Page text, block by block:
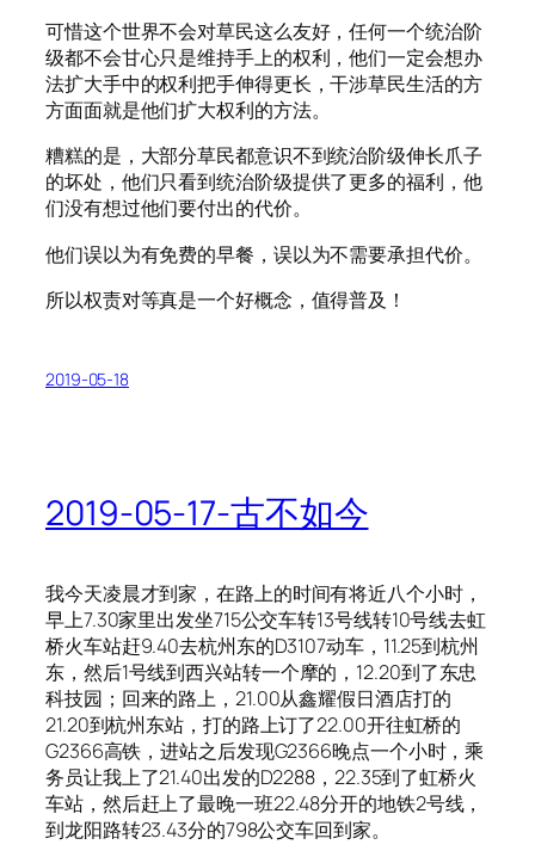
可惜这个世界不会对草民这么友好，任何一个统治阶
级都不会甘心只是维持手上的权利，他们一定会想办
法扩大手中的权利把手伸得更长，干涉草民生活的方
方面面就是他们扩大权利的方法。
糟糕的是，大部分草民都意识不到统治阶级伸长爪子
的坏处，他们只看到统治阶级提供了更多的福利，他
们没有想过他们要付出的代价。
他们误以为有免费的早餐，误以为不需要承担代价。
所以权责对等真是一个好概念，值得普及！
2019-05-18
2019-05-17-古不如今
我今天凌晨才到家，在路上的时间有将近八个小时，
早上7.30家里出发坐715公交车转13号线转10号线去虹
桥火车站赶9.40去杭州东的D3107动车，11.25到杭州
东，然后1号线到西兴站转一个摩的，12.20到了东忠
科技园；回来的路上，21.00从鑫耀假日酒店打的
21.20到杭州东站，打的路上订了22.00开往虹桥的
G2366高铁，进站之后发现G2366晚点一个小时，乘
务员让我上了21.40出发的D2288，22.35到了虹桥火
车站，然后赶上了最晚一班22.48分开的地铁2号线，
到龙阳路转23.43分的798公交车回到家。